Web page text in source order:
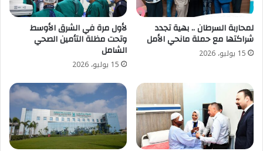
لمحاربة السرطان .. بهية تجدد
شراكتها مع حملة مانحي الأمل
15 يوليو، 2026
لأول مرة في الشرق الأوسط
وتحت مظلة التأمين الصحي
الشامل
15 يوليو، 2026